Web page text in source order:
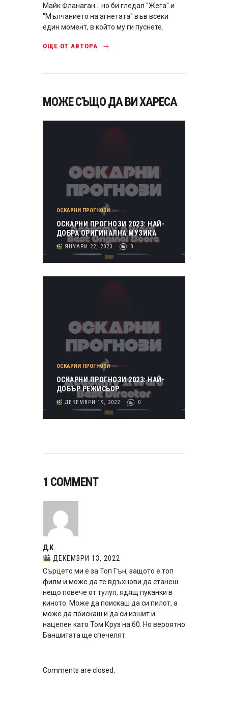
Майк Фланаган... но би гледал "Жега" и
"Мълчанието на агнетата" във всеки
един момент, в който му ги пуснете.
ОЩЕ ОТ АВТОРА
МОЖЕ СЪЩО ДА ВИ ХАРЕСА
ОСКАРНИ ПРОГНОЗИ
ОСКАРНИ ПРОГНОЗИ 2023: НАЙ-
ДОБРА ОРИГИНАЛНА МУЗИКА
ЯНУАРИ 22, 2023 0
ОСКАРНИ ПРОГНОЗИ
ОСКАРНИ ПРОГНОЗИ 2023: НАЙ-
ДОБЪР РЕЖИСЬОР
ДЕКЕМВРИ 19, 2022 0
1 COMMENT
Д.К
ДЕКЕМВРИ 13, 2022
Сърцето ми е за Топ Гън, защото е топ
филм и може да те вдъхнови да станеш
нещо повече от тулуп, ядящ пуканки в
киното. Може да поискаш да си пилот, а
може да поискаш и да си изшит и
нацепен като Том Круз на 60. Но вероятно
Баншитата ще спечелят.
Comments are closed.